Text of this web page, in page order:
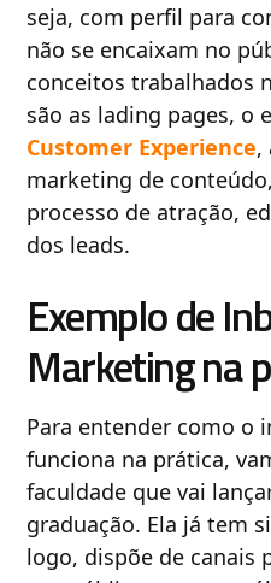
seja, com perfil para
não se encaixam no
conceitos trabalhados
são as lading pages, o
Customer Experience,
marketing de
processo de atração,
dos leads.
Exemplo de
Marketing na
Para entender como o
funciona na prática,
faculdade que vai
graduação. Ela já tem
logo, dispõe de canais